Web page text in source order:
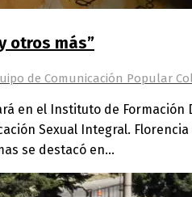
otros más”
de Comunicación Popular
en el Instituto de
Sexual Integral.
se destacó en…